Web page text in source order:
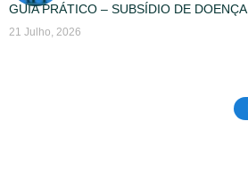
GUIA PRÁTICO – SUBSÍDIO DE DOENÇA
21 Julho, 2026